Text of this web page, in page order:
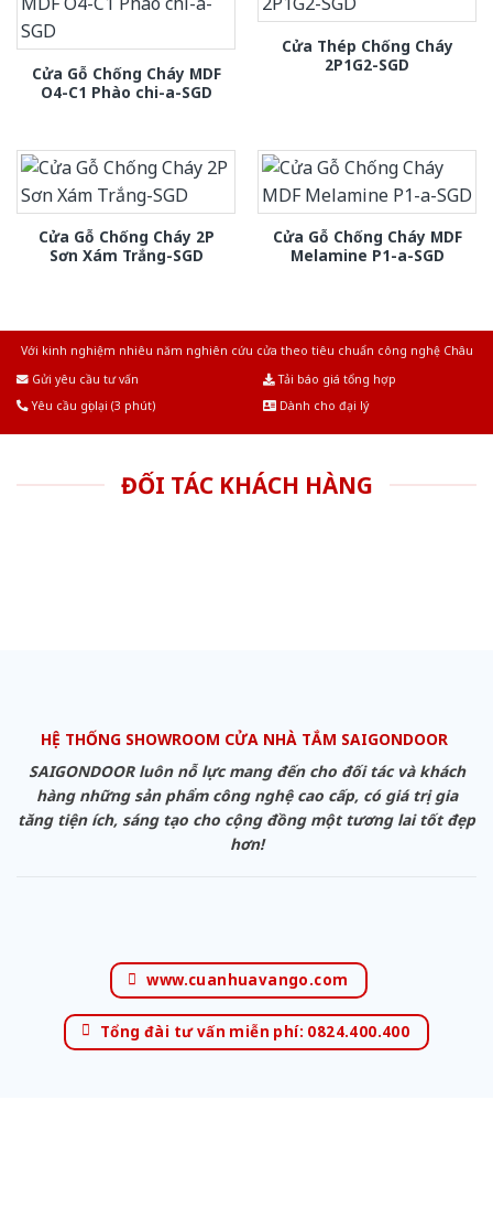
Cửa Gỗ Chống Cháy MDF
O4-C1 Phào chi-a-SGD
Cửa Thép Chống Cháy
2P1G2-SGD
Cửa Gỗ Chống Cháy 2P
Sơn Xám Trắng-SGD
Cửa Gỗ Chống Cháy MDF
Melamine P1-a-SGD
Với kinh nghiệm nhiêu năm nghiên cứu cửa theo tiêu chuẩn công nghệ Châu
Gửi yêu cầu tư vấn
Tải báo giá tổng hợp
Yêu cầu gọi lại (3 phút)
Dành cho đại lý
ĐỐI TÁC KHÁCH HÀNG
HỆ THỐNG SHOWROOM CỬA NHÀ TẮM SAIGONDOOR
SAIGONDOOR luôn nỗ lực mang đến cho đối tác và khách
hàng những sản phẩm công nghệ cao cấp, có giá trị gia
tăng tiện ích, sáng tạo cho cộng đồng một tương lai tốt đẹp
hơn!
www.cuanhuavango.com
Tổng đài tư vấn miễn phí: 0824.400.400